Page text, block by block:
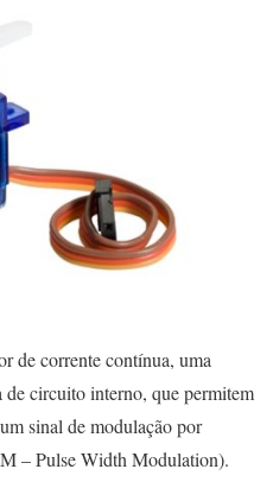
de corrente contínua, uma
de circuito interno, que permitem
sinal de modulação por
– Pulse Width Modulation).